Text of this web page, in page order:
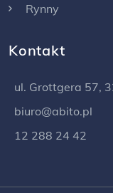
Rynny
Kontakt
ul. Grottgera 57,
biuro@abito.pl
12 288 24 42